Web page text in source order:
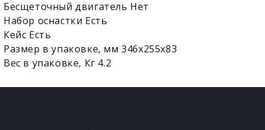
Бесщеточный двигатель Нет
Набор оснастки Есть
Кейс Есть
Размер в упаковке, мм 346x255x83
Вес в упаковке, Кг 4.2